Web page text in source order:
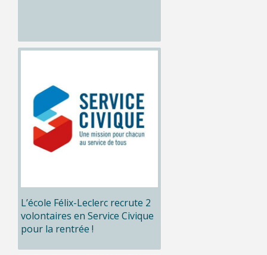
L’école Félix-Leclerc recrute 2
volontaires en Service Civique
pour la rentrée !